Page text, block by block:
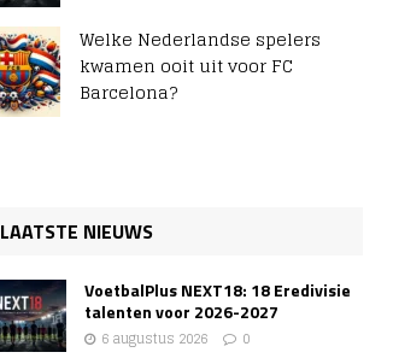
Welke Nederlandse spelers
kwamen ooit uit voor FC
Barcelona?
LAATSTE NIEUWS
VoetbalPlus NEXT18: 18 Eredivisie
talenten voor 2026-2027
6 augustus 2026 0